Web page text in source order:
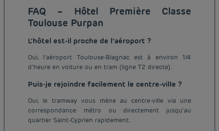
FAQ – Hôtel Première Classe
Toulouse Purpan
L’hôtel est-il proche de l’aéroport ?
Oui, l’aéroport Toulouse-Blagnac est à environ 1/4
d'heure en voiture ou en tram (ligne T2 directe).
Puis-je rejoindre facilement le centre-ville ?
Oui, le tramway vous mène au centre-ville via une
correspondance métro ou directement jusqu’au
quartier Saint-Cyprien rapidement.